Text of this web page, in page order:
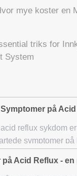
mye koster en
triks for
System
på
reflux sykdom
symptomer på
helsepersonell for
Acid Reflux - en